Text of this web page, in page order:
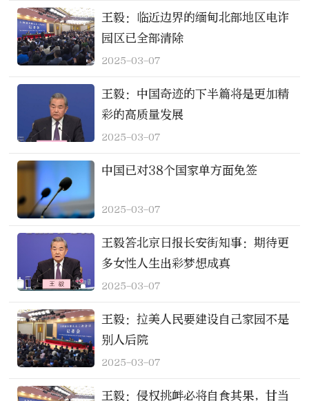
王毅：临近边界的缅甸北部地区电诈
园区已全部清除
2025-03-07
王毅：中国奇迹的下半篇将是更加精
彩的高质量发展
2025-03-07
中国已对38个国家单方面免签
2025-03-07
王毅答北京日报长安街知事：期待更
多女性人生出彩梦想成真
2025-03-07
王毅：拉美人民要建设自己家园不是
别人后院
2025-03-07
王毅：侵权挑衅必将自食其果，甘当